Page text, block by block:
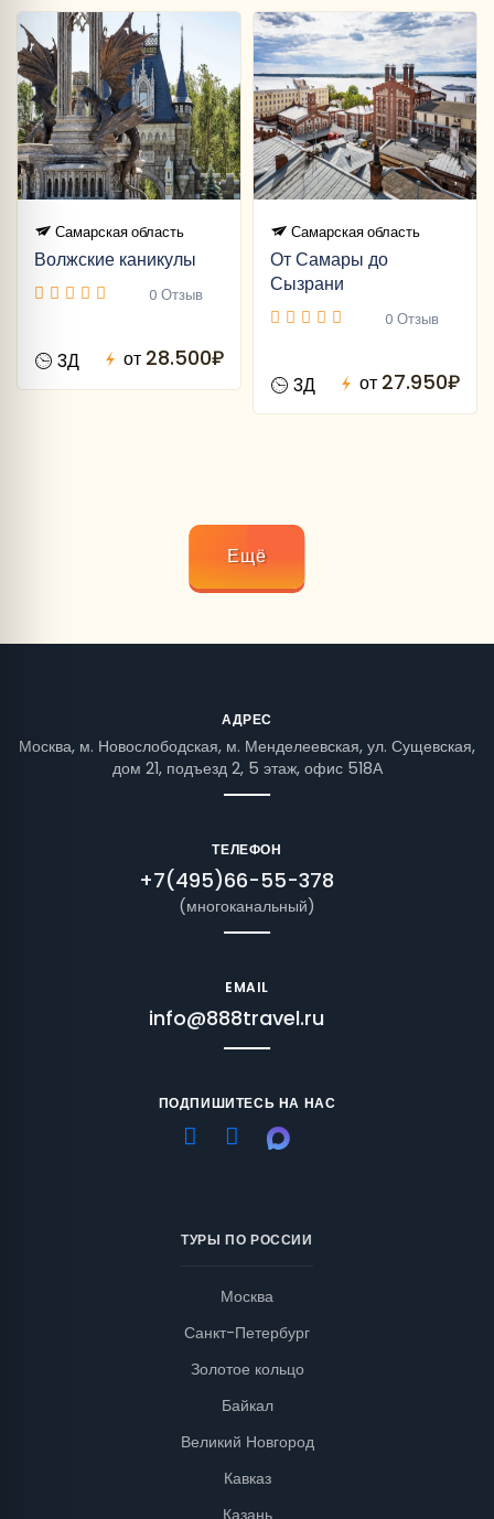
Самарская область
Волжские каникулы
0 Отзыв
3Д от 28.500₽
Самарская область
От Самары до
Сызрани
0 Отзыв
3Д от 27.950₽
Ещё
АДРЕС
Москва, м. Новослободская, м. Менделеевская, ул. Сущевская,
дом 21, подъезд 2, 5 этаж, офис 518А
ТЕЛЕФОН
+7(495)66-55-378
(многоканальный)
EMAIL
info@888travel.ru
ПОДПИШИТЕСЬ НА НАС
ТУРЫ ПО РОССИИ
Москва
Санкт-Петербург
Золотое кольцо
Байкал
Великий Новгород
Кавказ